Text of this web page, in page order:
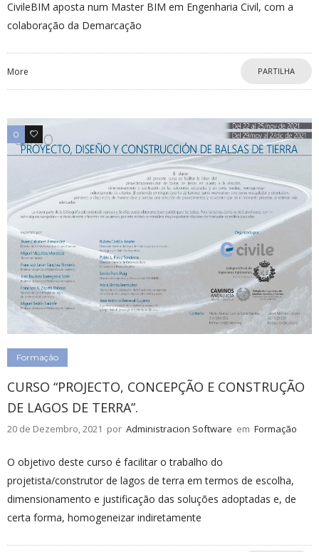
CivileBIM aposta num Master BIM em Engenharia Civil, com a
colaboração da Demarcação
More PARTILHA
0 0
Formação
CURSO “PROJECTO, CONCEPÇÃO E CONSTRUÇÃO
DE LAGOS DE TERRA”.
20 de Dezembro, 2021 por Administracion Software em Formação
O objetivo deste curso é facilitar o trabalho do
projetista/construtor de lagos de terra em termos de escolha,
dimensionamento e justificação das soluções adoptadas e, de
certa forma, homogeneizar indiretamente